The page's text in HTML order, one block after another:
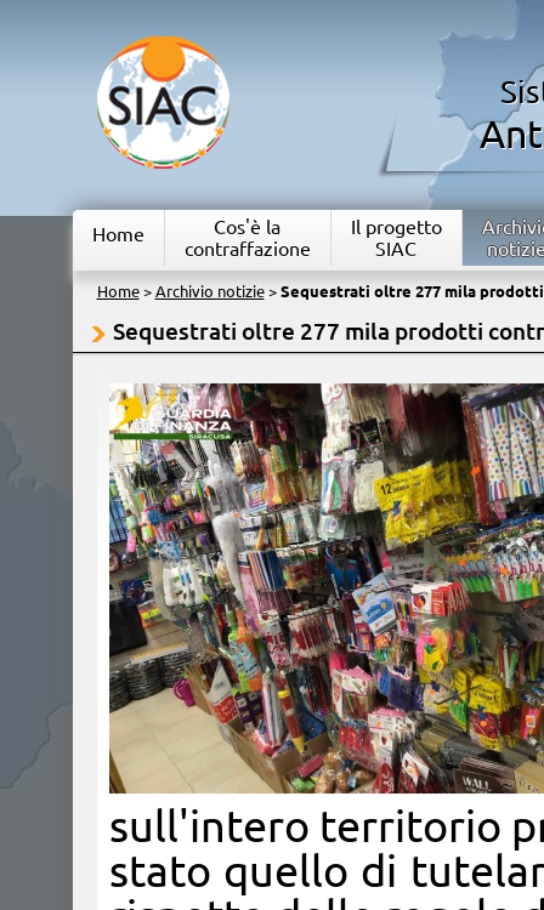
Home
Cos'è la
contraffazione
Il progetto
SIAC
Home> Archivio notizie> Sequestrati oltre 277 mila
Sequestrati oltre 277 mila prodotti
sull'intero territorio
stato quello di